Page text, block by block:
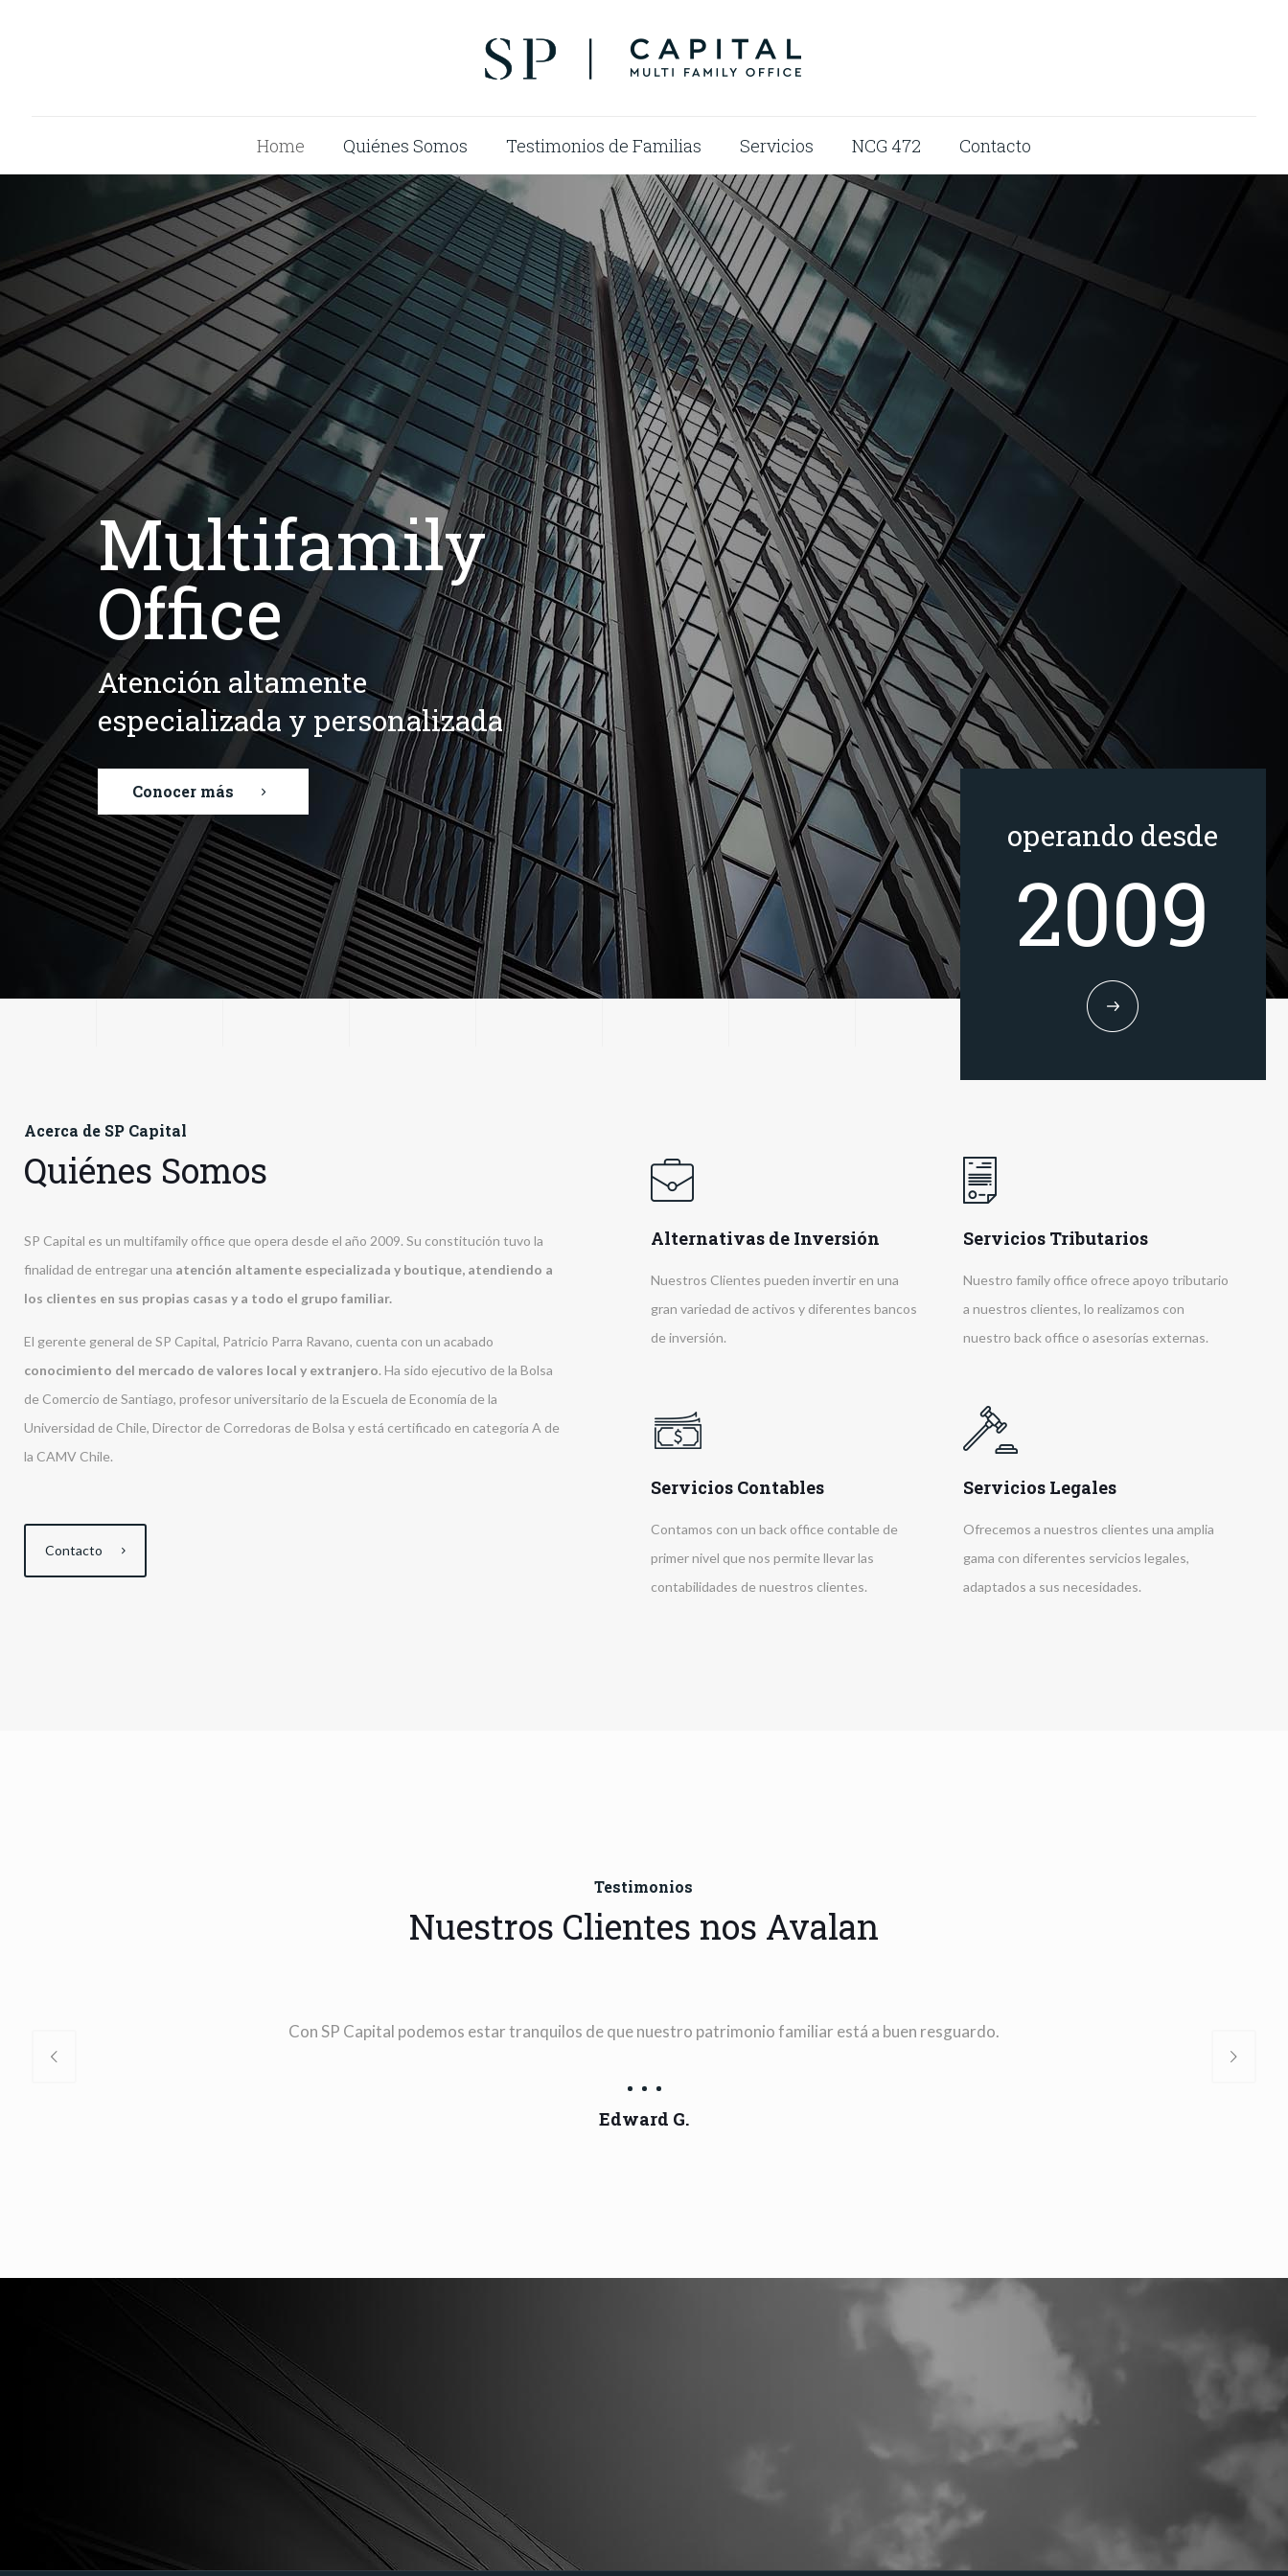
Home Quiénes Somos Testimonios de Familias Servicios NCG 472 Contacto
Multifamily
Office
Atención altamente
especializada y personalizada
Conocer más
operando desde
2009
Acerca de SP Capital
Quiénes Somos
SP Capital es un multifamily office que opera desde el año 2009. Su constitución tuvo la
finalidad de entregar una atención altamente especializada y boutique, atendiendo a
los clientes en sus propias casas y a todo el grupo familiar.
El gerente general de SP Capital, Patricio Parra Ravano, cuenta con un acabado
conocimiento del mercado de valores local y extranjero. Ha sido ejecutivo de la Bolsa
de Comercio de Santiago, profesor universitario de la Escuela de Economía de la
Universidad de Chile, Director de Corredoras de Bolsa y está certificado en categoría A de
la CAMV Chile.
Contacto
Alternativas de Inversión
Nuestros Clientes pueden invertir en una
gran variedad de activos y diferentes bancos
de inversión.
Servicios Tributarios
Nuestro family office ofrece apoyo tributario
a nuestros clientes, lo realizamos con
nuestro back office o asesorías externas.
Servicios Contables
Contamos con un back office contable de
primer nivel que nos permite llevar las
contabilidades de nuestros clientes.
Servicios Legales
Ofrecemos a nuestros clientes una amplia
gama con diferentes servicios legales,
adaptados a sus necesidades.
Testimonios
Nuestros Clientes nos Avalan
Con SP Capital podemos estar tranquilos de que nuestro patrimonio familiar está a buen resguardo.
Edward G.